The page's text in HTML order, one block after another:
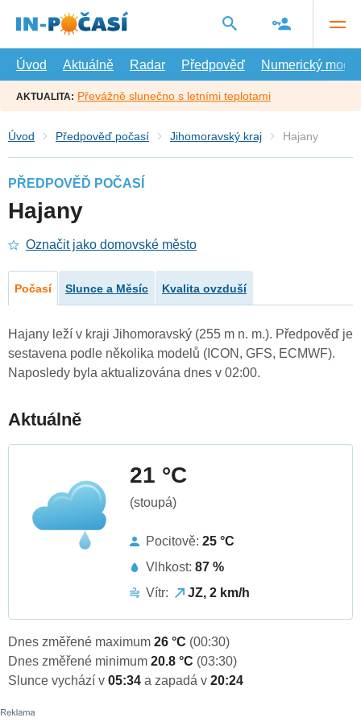
hlavní
Úvod
Aktuálně Radar Předpověď Numerický model
AKTUALITA: Převážně slunečno s letními teplotami
Úvod Předpověď počasí Jihomoravský kraj Hajany
PŘEDPOVĚĎ POČASÍ
Hajany
Označit jako domovské město
Počasí Slunce a Měsíc Kvalita ovzduší
Hajany leží v kraji Jihomoravský (255 m n. m.). Předpověď je
sestavena podle několika modelů (ICON, GFS, ECMWF).
Naposledy byla aktualizována dnes v 02:00.
Aktuálně
21 °C
(stoupá)
Pocitově: 25 °C
Vlhkost: 87 %
Vítr:
JZ, 2 km/h
Dnes změřené maximum 26 °C (00:30)
Dnes změřené minimum 20.8 °C (03:30)
Slunce vychází v 05:34 a zapadá v 20:24